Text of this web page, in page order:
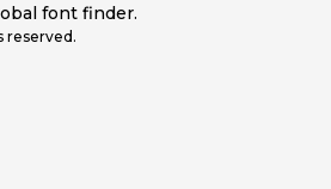
font finder.
reserved.